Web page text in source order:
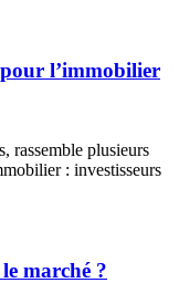
l’immobilier
rassemble plusieurs
: investisseurs
marché ?